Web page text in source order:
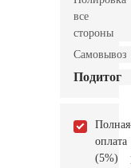
все
стороны
Самовывоз
Подитог
Полная
оплата
(5%)